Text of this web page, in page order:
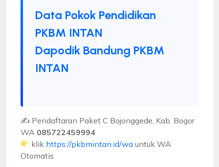
Data Pokok Pendidikan
PKBM INTAN
Dapodik Bandung PKBM
INTAN
✍ Pendaftaran Paket C Bojonggede, Kab. Bogor
WA 085722459994
klik https://pkbmintan.id/wa untuk WA
Otomatis